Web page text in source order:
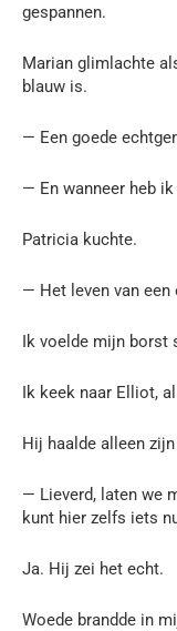
gespannen.
Marian glimlachte
blauw is.
— Een goede
— En wanneer heb
Patricia kuchte.
— Het leven van
Ik voelde mijn borst
Ik keek naar Elliot,
Hij haalde alleen
— Lieverd, laten we
kunt hier zelfs iets
Ja. Hij zei het echt.
Woede brandde in